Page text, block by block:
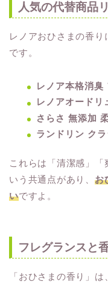
人気の代替商品
レノアおひさまの香
です。
レノア本格消臭
レノアオードリ
さらさ 無添加
ランドリン ク
これらは「清潔感」「
いう共通点があり、 お
いですよ。
フレグランスと
「おひさまの香り」